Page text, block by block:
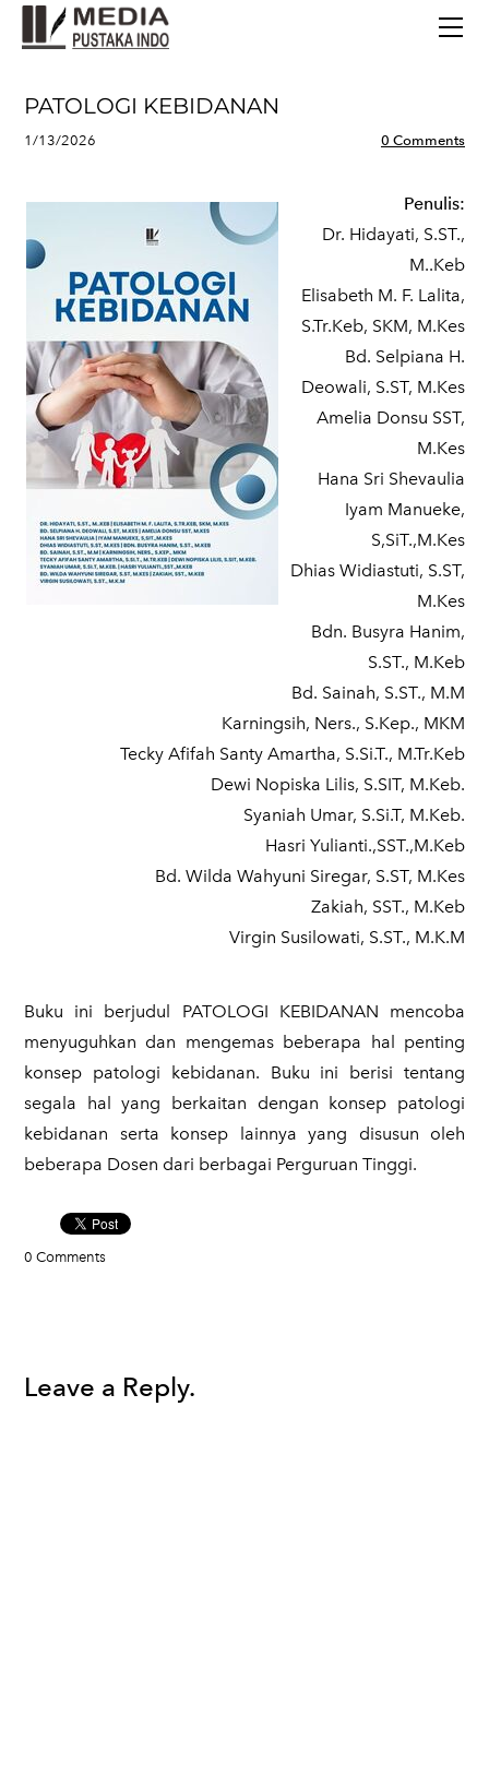
PATOLOGI KEBIDANAN
1/13/2026 0 Comments
Penulis:
Dr. Hidayati, S.ST.,
M..Keb
Elisabeth M. F. Lalita,
S.Tr.Keb, SKM, M.Kes
Bd. Selpiana H.
Deowali, S.ST, M.Kes
Amelia Donsu SST,
M.Kes
Hana Sri Shevaulia
Iyam Manueke,
S,SiT.,M.Kes
Dhias Widiastuti, S.ST,
M.Kes
Bdn. Busyra Hanim,
S.ST., M.Keb
Bd. Sainah, S.ST., M.M
Karningsih, Ners., S.Kep., MKM
Tecky Afifah Santy Amartha, S.Si.T., M.Tr.Keb
Dewi Nopiska Lilis, S.SIT, M.Keb.
Syaniah Umar, S.Si.T, M.Keb.
Hasri Yulianti.,SST.,M.Keb
Bd. Wilda Wahyuni Siregar, S.ST, M.Kes
Zakiah, SST., M.Keb
Virgin Susilowati, S.ST., M.K.M
​Buku ini berjudul PATOLOGI KEBIDANAN mencoba
menyuguhkan dan mengemas beberapa hal penting
konsep patologi kebidanan. Buku ini berisi tentang
segala hal yang berkaitan dengan konsep patologi
kebidanan serta konsep lainnya yang disusun oleh
beberapa Dosen dari berbagai Perguruan Tinggi.
0 Comments
Leave a Reply.